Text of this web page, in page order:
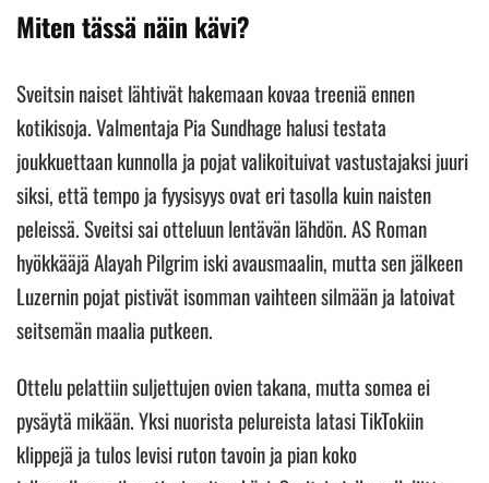
Miten tässä näin kävi?
Sveitsin naiset lähtivät hakemaan kovaa treeniä ennen
kotikisoja. Valmentaja Pia Sundhage halusi testata
joukkuettaan kunnolla ja pojat valikoituivat vastustajaksi juuri
siksi, että tempo ja fyysisyys ovat eri tasolla kuin naisten
peleissä. Sveitsi sai otteluun lentävän lähdön. AS Roman
hyökkääjä Alayah Pilgrim iski avausmaalin, mutta sen jälkeen
Luzernin pojat pistivät isomman vaihteen silmään ja latoivat
seitsemän maalia putkeen.
Ottelu pelattiin suljettujen ovien takana, mutta somea ei
pysäytä mikään. Yksi nuorista pelureista latasi TikTokiin
klippejä ja tulos levisi ruton tavoin ja pian koko